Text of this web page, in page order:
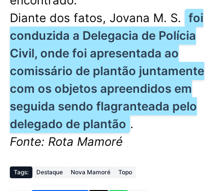
Diante dos fatos, Jovana M. S. foi
conduzida a Delegacia de Polícia
Civil, onde foi apresentada ao
comissário de plantão juntamente
com os objetos apreendidos em
seguida sendo flagranteada pelo
delegado de plantão .
Fonte: Rota Mamoré
Tags: Destaque Nova Mamoré Topo